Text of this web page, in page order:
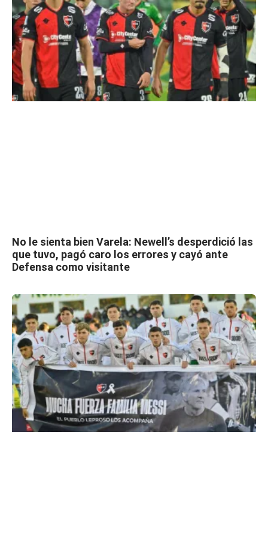
No le sienta bien Varela: Newell’s desperdició las
que tuvo, pagó caro los errores y cayó ante
Defensa como visitante